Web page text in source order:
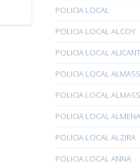
POLICIA LOCAL
POLICIA LOCAL ALCOY
POLICIA LOCAL
POLICIA LOCAL
POLICIA LOCAL
POLICIA LOCAL
POLICIA LOCAL ALZIRA
POLICIA LOCAL ANNA